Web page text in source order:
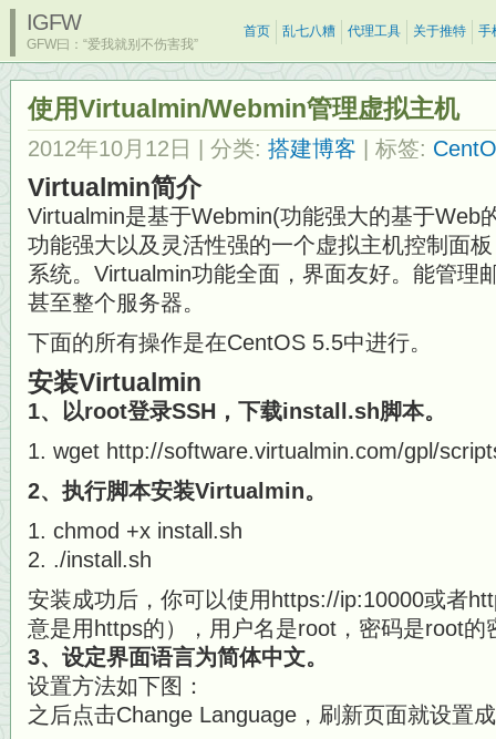
IGFW
GFW曰：“爱我就别不伤害我”
首页 乱七八糟 代理工具 关于推特 手
使用Virtualmin/Webmin管理虚拟主机
2012年10月12日 | 分类: 搭建博客 | 标签:
Virtualmin简介
Virtualmin是基于Webmin(功能强大的基于Web
功能强大以及灵活性强的一个虚拟主机控制面
系统。Virtualmin功能全面，界面友好。能管理
甚至整个服务器。
下面的所有操作是在CentOS 5.5中进行。
安装Virtualmin
1、以root登录SSH，下载install.sh脚本。
wget http://software.virtualmin.com/gpl/
2、执行脚本安装Virtualmin。
chmod +x install.sh
./install.sh
安装成功后，你可以使用https://ip:10000或者
意是用https的），用户名是root，密码是root的
3、设定界面语言为简体中文。
设置方法如下图：
之后点击Change Language，刷新页面就设置